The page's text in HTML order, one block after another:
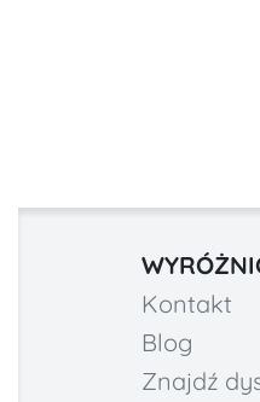
Kontakt
Blog
Znajdź